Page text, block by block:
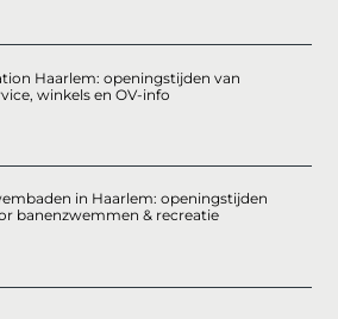
Haarlem: openingstijden van
winkels en OV-info
in Haarlem: openingstijden
banenzwemmen & recreatie